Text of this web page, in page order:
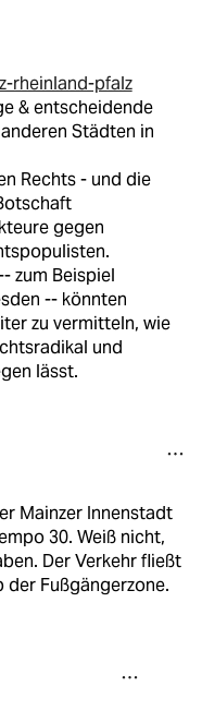
rheinland-pfalz
& entscheidende
Städten in
Rechts - und die
gegen
zum Beispiel
-- könnten
zu vermitteln, wie
und
lässt.
Mainzer Innenstadt
30. Weiß nicht,
Der Verkehr fließt
Fußgängerzone.